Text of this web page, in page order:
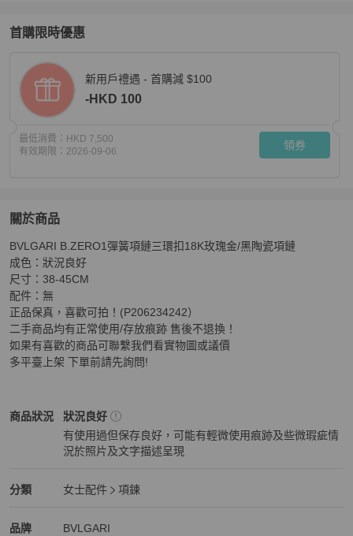
首購限時優惠
新用戶禮遇 - 首購減 $100
-HKD 100
最低消費： HKD 7,500
有效期限： 2026-09-06 領券
關於商品
關於BVLGARI B.ZERO1彈簧項鏈三環扣18K玫瑰金/黑陶瓷項
BVLGARI B.ZERO1彈簧項鏈三環扣18K玫瑰金/黑陶瓷項鏈
成色：狀況良好
尺寸：38-45CM
配件：無
正品保真，喜歡可拍！(P206234242）
二手商品均有正常使用/存放痕跡 售後不退換！
如果有喜歡的商品可聯繫我們看實物圖或議價
多平臺上架 下單前請先詢問!
商品狀況
BVLGARI 女士配件商品狀態與細節
狀況良好
有使用過但保存良好，可能有輕微使用痕跡及些微瑕疵情
況於照片及文字描述呈現
分類
BVLGARI 女士配件分類資訊
女士配件
項鍊
品牌
BVLGARI 精品女士配件
BVLGARI
BVLGARI 推薦清單